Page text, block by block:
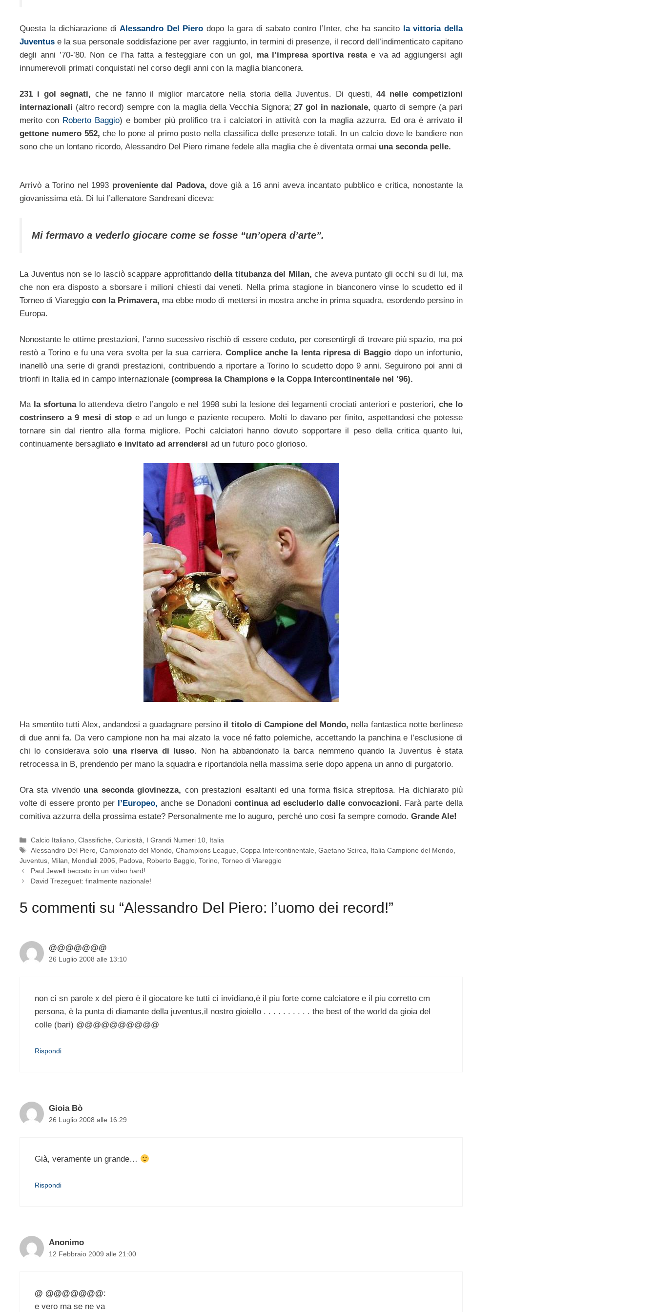
Questa la dichiarazione diAlessandro Del Piero dopo la gara di sabato contro l’Inter, che ha sancito
la vittoria della
Juventus e la sua personale soddisfazione per aver raggiunto, in termini di presenze, il record dell’indimenticato capitano
degli anni ’70-’80. Non ce l’ha fatta a festeggiare con un gol, ma l’impresa sportiva resta e va ad aggiungersi agli
innumerevoli primati conquistati nel corso degli anni con la maglia bianconera.
231 i gol segnati, che ne fanno il miglior marcatore nella storia della Juventus. Di questi,44 nelle competizioni
internazionali (altro record) sempre con la maglia della Vecchia Signora;27 gol in nazionale, quarto di sempre (a pari
merito con Roberto Baggio) e bomber più prolifico tra i calciatori in attività con la maglia azzurra. Ed ora è arrivato il
gettone numero 552, che lo pone al primo posto nella classifica delle presenze totali. In un calcio dove le bandiere non
sono che un lontano ricordo, Alessandro Del Piero rimane fedele alla maglia che è diventata ormai una seconda pelle.
Arrivò a Torino nel 1993 proveniente dal Padova, dove già a 16 anni aveva incantato pubblico e critica, nonostante la
giovanissima età. Di lui l’allenatore Sandreani diceva:
Mi fermavo a vederlo giocare come se fosse “un’opera d’arte”.
La Juventus non se lo lasciò scappare approfittando della titubanza del Milan, che aveva puntato gli occhi su di lui, ma
che non era disposto a sborsare i milioni chiesti dai veneti. Nella prima stagione in bianconero vinse lo scudetto ed il
Torneo di Viareggiocon la Primavera, ma ebbe modo di mettersi in mostra anche in prima squadra, esordendo persino in
Europa.
Nonostante le ottime prestazioni, l’anno sucessivo rischiò di essere ceduto, per consentirgli di trovare più spazio, ma poi
restò a Torino e fu una vera svolta per la sua carriera. Complice anche la lenta ripresa di Baggio dopo un infortunio,
inanellò una serie di grandi prestazioni, contribuendo a riportare a Torino lo scudetto dopo 9 anni. Seguirono poi anni di
trionfi in Italia ed in campo internazionale (compresa la Champions e la Coppa Intercontinentale nel ’96).
Ma la sfortunalo attendeva dietro l’angolo e nel 1998 subì la lesione dei legamenti crociati anteriori e posteriori,che lo
costrinsero a 9 mesi di stope ad un lungo e paziente recupero. Molti lo davano per finito, aspettandosi che potesse
tornare sin dal rientro alla forma migliore. Pochi calciatori hanno dovuto sopportare il peso della critica quanto lui,
continuamente bersagliato e invitato ad arrendersi ad un futuro poco glorioso.
Ha smentito tutti Alex, andandosi a guadagnare persino il titolo di Campione del Mondo, nella fantastica notte berlinese
di due anni fa. Da vero campione non ha mai alzato la voce né fatto polemiche, accettando la panchina e l’esclusione di
chi lo considerava solo una riserva di lusso.
Non ha abbandonato la barca nemmeno quando la Juventus è stata
retrocessa in B, prendendo per mano la squadra e riportandola nella massima serie dopo appena un anno di purgatorio.
Ora sta vivendo una seconda giovinezza, con prestazioni esaltanti ed una forma fisica strepitosa. Ha dichiarato più
volte di essere pronto per l’Europeo, anche se Donadoni continua ad escluderlo dalle convocazioni. Farà parte della
comitiva azzurra della prossima estate? Personalmente me lo auguro, perché uno così fa sempre comodo. Grande Ale!
Categorie
Calcio Italiano,Classifiche,Curiosità, I Grandi Numeri 10, Italia
Tag
Alessandro Del Piero,Campionato del Mondo,Champions League,Coppa Intercontinentale,Gaetano Scirea, Italia Campione del Mondo,
Juventus, Milan, Mondiali 2006, Padova, Roberto Baggio, Torino, Torneo di Viareggio
Paul Jewell beccato in un video hard!
David Trezeguet: finalmente nazionale!
5 commenti su “Alessandro Del Piero: l’uomo dei record!”
@@@@@@@
26 Luglio 2008 alle 13:10
non ci sn parole x del piero è il giocatore ke tutti ci invidiano,è il piu forte come calciatore e il piu corretto cm
persona, è la punta di diamante della juventus,il nostro gioiello . . . . . . . . . . the best of the world da gioia del
colle (bari) @@@@@@@@@@
Rispondi
Gioia Bò
26 Luglio 2008 alle 16:29
Già, veramente un grande…
Rispondi
Anonimo
12 Febbraio 2009 alle 21:00
@ @@@@@@@:
e vero ma se ne va